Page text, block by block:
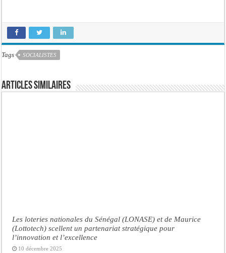
Tags SOCIALISTES
Articles similaires
Les loteries nationales du Sénégal (LONASE) et de Maurice
(Lottotech) scellent un partenariat stratégique pour
l’innovation et l’excellence
10 décembre 2025